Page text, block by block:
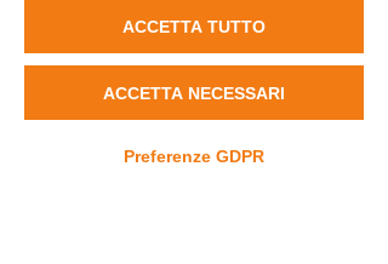
ACCETTA TUTTO
ACCETTA NECESSARI
Preferenze GDPR